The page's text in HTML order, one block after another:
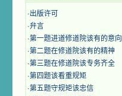
·出版许可
·弁言
·第一题进道修道院该有的意向
·第二题在修道院该有的精神
·第三题在修道院该专务齐全
·第四题该看重规矩
·第五题守规矩该忠信